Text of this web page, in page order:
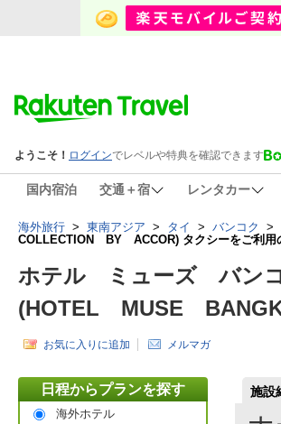
国内宿泊 交通＋宿 レンタカー
海外旅行 > 東南アジア > タイ > バンコク >
COLLECTION BY ACCOR) タクシーをご利用
ホテル ミューズ バン
(HOTEL MUSE
お気に入りに追加 メルマガ
日程からプランを探す
海外ホテル
施設